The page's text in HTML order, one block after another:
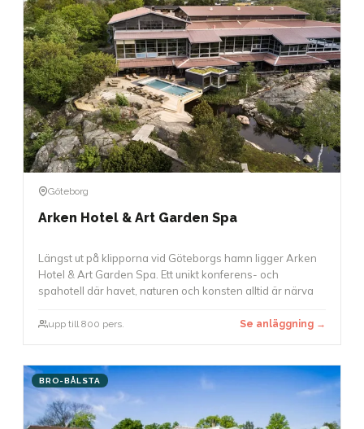
Göteborg
Arken Hotel & Art Garden Spa
Längst ut på klipporna vid Göteborgs hamn ligger Arken
Hotel & Art Garden Spa. Ett unikt konferens- och
spahotell där havet, naturen och konsten alltid är närva
upp till 800 pers. Se anläggning →
BRO-BÅLSTA